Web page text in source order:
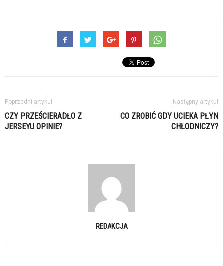
Poprzedni artykuł
CZY PRZEŚCIERADŁO Z
JERSEYU OPINIE?
Następny artykuł
CO ZROBIĆ GDY UCIEKA PŁYN
CHŁODNICZY?
REDAKCJA